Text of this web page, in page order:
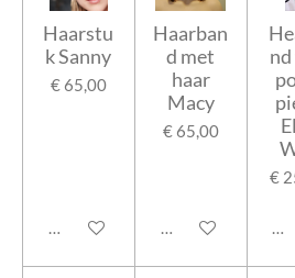
Haarstu
k Sanny
€ 65,00
In winkelwagen
Haarban
d met
haar
Macy
€ 65,00
In winkelwagen
€
In